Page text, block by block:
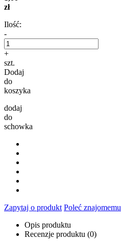
zł
Ilość:
-
+
szt.
Dodaj
do
koszyka
dodaj
do
schowka
Zapytaj o produkt Poleć znajomemu
Opis produktu
Recenzje produktu (0)